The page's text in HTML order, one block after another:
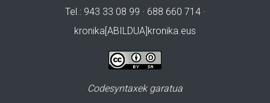
Tel.: 943 33 08 99 · 688 660 714 ·
kronika[ABILDUA]kronika.eus
Codesyntaxek garatua